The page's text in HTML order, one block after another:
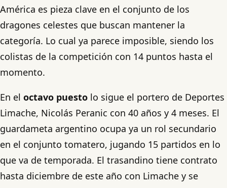
América es pieza clave en el conjunto de los
dragones celestes que buscan mantener la
categoría. Lo cual ya parece imposible, siendo los
colistas de la competición con 14 puntos hasta el
momento.
En el octavo puesto lo sigue el portero de Deportes
Limache, Nicolás Peranic con 40 años y 4 meses. El
guardameta argentino ocupa ya un rol secundario
en el conjunto tomatero, jugando 15 partidos en lo
que va de temporada. El trasandino tiene contrato
hasta diciembre de este año con Limache y se